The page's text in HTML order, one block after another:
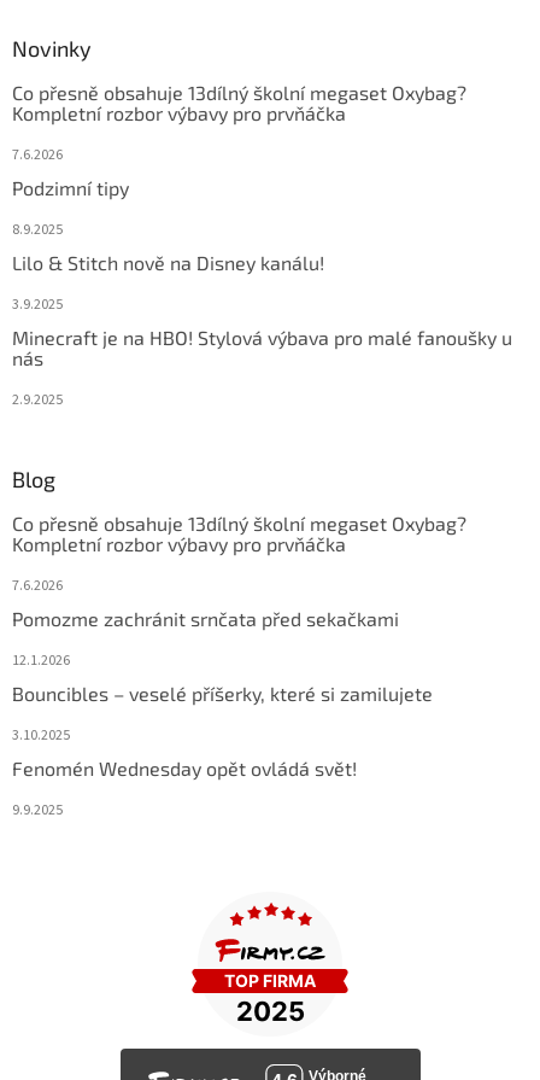
Novinky
Co přesně obsahuje 13dílný školní megaset Oxybag?
Kompletní rozbor výbavy pro prvňáčka
7.6.2026
Podzimní tipy
8.9.2025
Lilo & Stitch nově na Disney kanálu!
3.9.2025
Minecraft je na HBO! Stylová výbava pro malé fanoušky u
nás
2.9.2025
Blog
Co přesně obsahuje 13dílný školní megaset Oxybag?
Kompletní rozbor výbavy pro prvňáčka
7.6.2026
Pomozme zachránit srnčata před sekačkami
12.1.2026
Bouncibles – veselé příšerky, které si zamilujete
3.10.2025
Fenomén Wednesday opět ovládá svět!
9.9.2025